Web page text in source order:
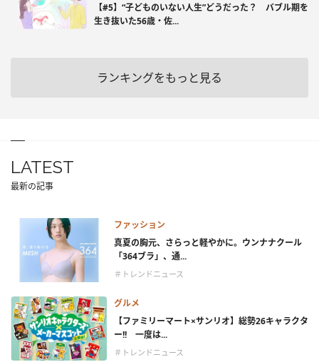
【#5】“子どものいない人生”どうだった？ バブル期を
生き抜いた56歳・佐...
ランキングをもっと見る
LATEST
最新の記事
ファッション
真夏の胸元、さらっと軽やかに。ウンナナクール
「364ブラ」、通...
＃トレンドニュース
グルメ
【ファミリーマート×サンリオ】総勢26キャラクタ
ー!! 一度は...
＃トレンドニュース